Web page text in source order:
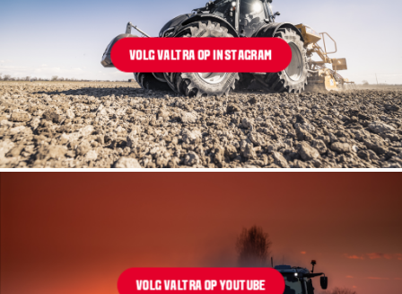
VOLG VALTRA OP INSTAGRAM
VOLG VALTRA OP YOUTUBE